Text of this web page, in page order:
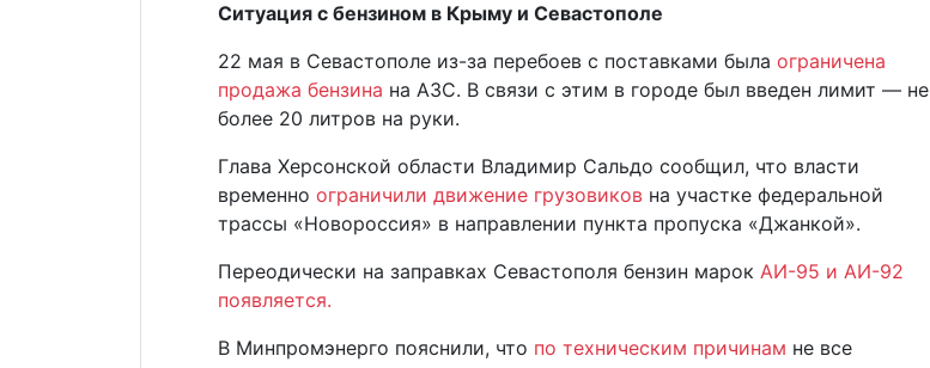
Ситуация с бензином в Крыму и Севастополе
22 мая в Севастополе из-за перебоев с поставками была ограничена
продажа бензина на АЗС. В связи с этим в городе был введен лимит — не
более 20 литров на руки.
Глава Херсонской области Владимир Сальдо сообщил, что власти
временно ограничили движение грузовиков на участке федеральной
трассы «Новороссия» в направлении пункта пропуска «Джанкой».
Переодически на заправках Севастополя бензин марок АИ-95 и АИ-92
появляется.
В Минпромэнерго пояснили, что по техническим причинам не все